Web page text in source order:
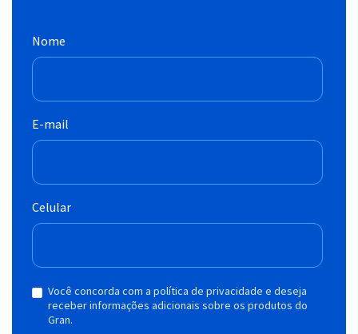
Nome
E-mail
Celular
Você concorda com a política de privacidade e deseja
receber informações adicionais sobre os produtos do
Gran.